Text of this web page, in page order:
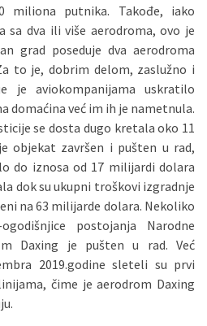
miliona putnika. Takođe, iako
sa dva ili više aerodroma, ovo je
grad poseduje dva aerodroma
to je, dobrim delom, zaslužno i
je aviokompanijama uskratilo
domaćina već im ih je nametnula.
se dosta dugo kretala oko 11
objekat završen i pušten u rad,
do iznosa od 17 milijardi dolara
dok su ukupni troškovi izgradnje
na 63 milijarde dolara. Nekoliko
postojanja Narodne
Daxing je pušten u rad. Već
2019.godine sleteli su prvi
čime je aerodrom Daxing